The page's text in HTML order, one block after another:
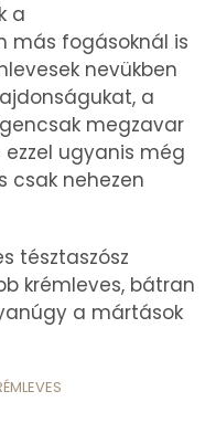
a
más fogásoknál is
nevükben
a
megzavar
ugyanis még
csak nehezen
tésztaszósz
krémleves, bátran
a mártások